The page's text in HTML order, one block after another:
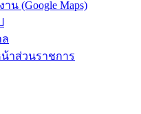
ล
าส่วนราชการ
น (Google Maps)